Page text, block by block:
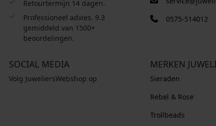
Retourtermijn 14 dagen.
Professioneel advies. 9.3
gemiddeld van 1500+
beoordelingen.
0575-514012
SOCIAL MEDIA
Volg JuweliersWebshop op
MERKEN
Sieraden
Rebel & Rose
Trollbeads